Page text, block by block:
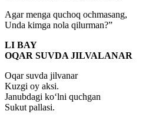
Agar menga quchoq ochmasang,
Unda kimga nola qilurman?”
LI BAY
OQAR SUVDA JILVALANAR
Oqar suvda jilvanar
Kuzgi oy aksi.
Janubdagi ko‘lni quchgan
Sukut pallasi.